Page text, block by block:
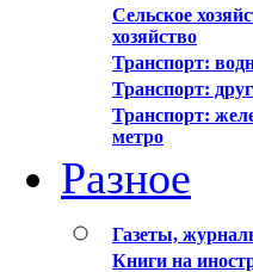
Сельское
хозяйство
Транспорт:
Транспорт:
Транспорт:
метро
Разное
Газеты,
Книги на